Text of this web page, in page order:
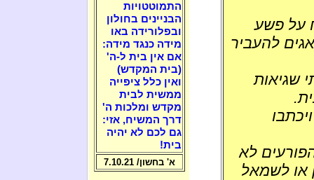
על פשע
להעביר
שגיאות
לא
או לשמאל
התמוטטויות
הבניינים בחולון
ובפלורידה באו
מידה כנגד מידה:
אם אין בית ל-ה'
(בית המקדש)
ואין כלל ציפייה
ממשית לבית
מקדש ומלכות ה'
דרך המשיח, אזי:
גם לכם לא יהיה
בית!
א' בחשון/ 7.10.21